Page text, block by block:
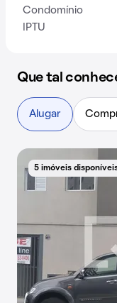
Condomínio
IPTU
Que tal
Alugar
5 imóveis